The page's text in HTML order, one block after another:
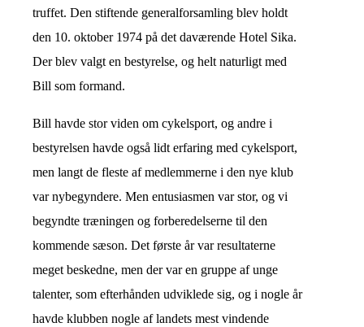
truffet. Den stiftende generalforsamling blev holdt
den 10. oktober 1974 på det daværende Hotel Sika.
Der blev valgt en bestyrelse, og helt naturligt med
Bill som formand.
Bill havde stor viden om cykelsport, og andre i
bestyrelsen havde også lidt erfaring med cykelsport,
men langt de fleste af medlemmerne i den nye klub
var nybegyndere. Men entusiasmen var stor, og vi
begyndte træningen og forberedelserne til den
kommende sæson. Det første år var resultaterne
meget beskedne, men der var en gruppe af unge
talenter, som efterhånden udviklede sig, og i nogle år
havde klubben nogle af landets mest vindende